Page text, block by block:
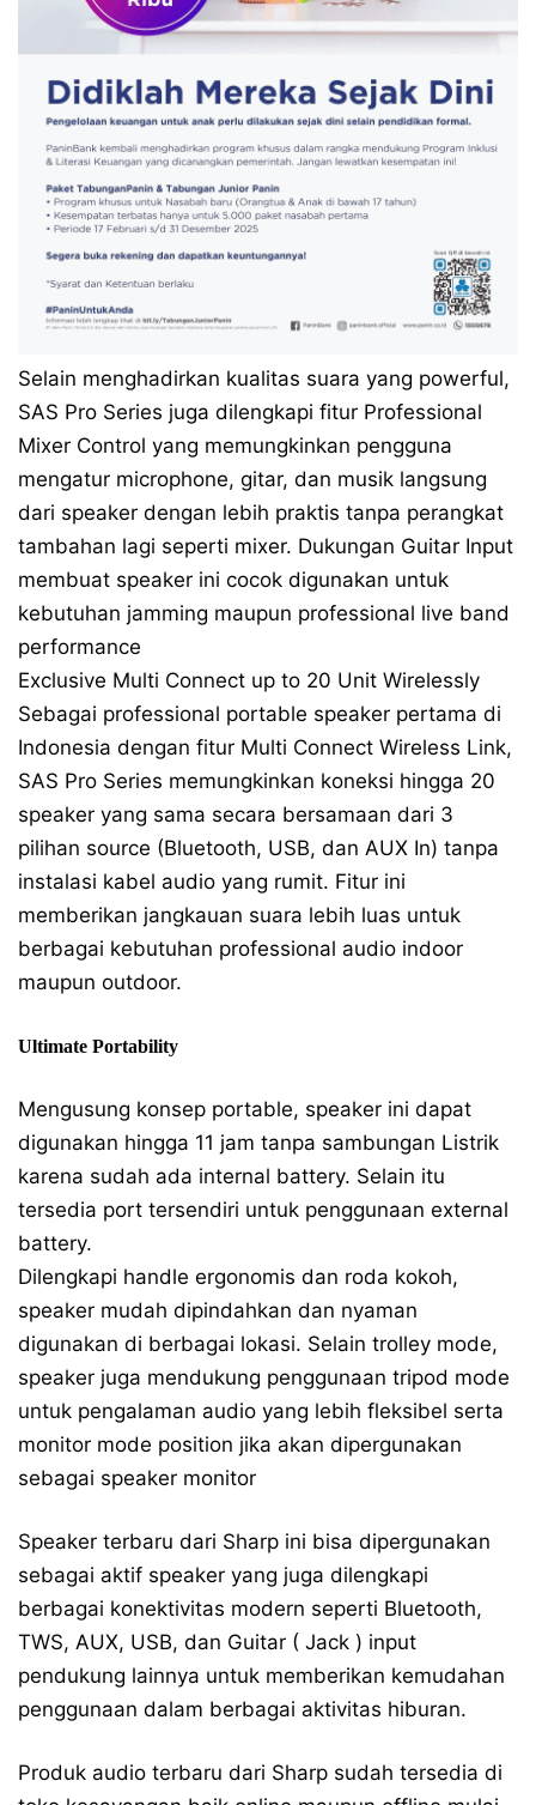
Selain menghadirkan kualitas suara yang powerful,
SAS Pro Series juga dilengkapi fitur Professional
Mixer Control yang memungkinkan pengguna
mengatur microphone, gitar, dan musik langsung
dari speaker dengan lebih praktis tanpa perangkat
tambahan lagi seperti mixer. Dukungan Guitar Input
membuat speaker ini cocok digunakan untuk
kebutuhan jamming maupun professional live band
performance
Exclusive Multi Connect up to 20 Unit Wirelessly
Sebagai professional portable speaker pertama di
Indonesia dengan fitur Multi Connect Wireless Link,
SAS Pro Series memungkinkan koneksi hingga 20
speaker yang sama secara bersamaan dari 3
pilihan source (Bluetooth, USB, dan AUX In) tanpa
instalasi kabel audio yang rumit. Fitur ini
memberikan jangkauan suara lebih luas untuk
berbagai kebutuhan professional audio indoor
maupun outdoor.
Ultimate Portability
Mengusung konsep portable, speaker ini dapat
digunakan hingga 11 jam tanpa sambungan Listrik
karena sudah ada internal battery. Selain itu
tersedia port tersendiri untuk penggunaan external
battery.
Dilengkapi handle ergonomis dan roda kokoh,
speaker mudah dipindahkan dan nyaman
digunakan di berbagai lokasi. Selain trolley mode,
speaker juga mendukung penggunaan tripod mode
untuk pengalaman audio yang lebih fleksibel serta
monitor mode position jika akan dipergunakan
sebagai speaker monitor
Speaker terbaru dari Sharp ini bisa dipergunakan
sebagai aktif speaker yang juga dilengkapi
berbagai konektivitas modern seperti Bluetooth,
TWS, AUX, USB, dan Guitar ( Jack ) input
pendukung lainnya untuk memberikan kemudahan
penggunaan dalam berbagai aktivitas hiburan.
Produk audio terbaru dari Sharp sudah tersedia di